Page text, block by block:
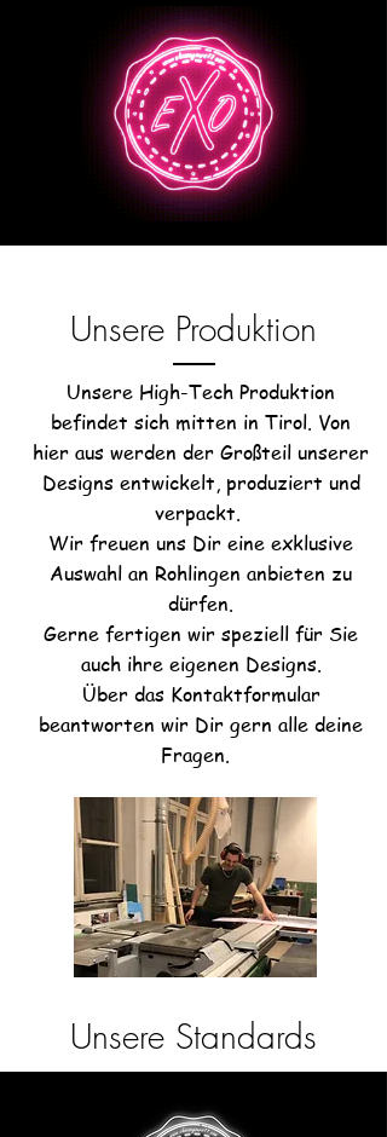
Unsere Produktion
Unsere High-Tech Produktion
befindet sich mitten in Tirol. Von
hier aus werden der Großteil unserer
Designs entwickelt, produziert und
verpackt.
Wir freuen uns Dir eine exklusive
Auswahl an Rohlingen anbieten zu
dürfen.
Gerne fertigen wir speziell für Sie
auch ihre eigenen Designs.
Über das Kontaktformular
beantworten wir Dir gern alle deine
Fragen.
Unsere Standards